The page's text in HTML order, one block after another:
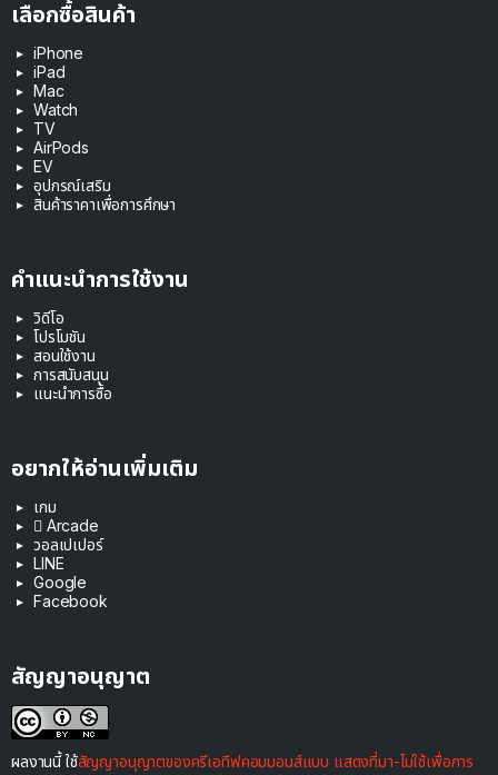
เลือกซื้อสินค้า
iPhone
iPad
Mac
Watch
TV
AirPods
EV
อุปกรณ์เสริม
สินค้าราคาเพื่อการศึกษา
คำแนะนำการใช้งาน
วิดีโอ
โปรโมชัน
สอนใช้งาน
การสนับสนุน
แนะนำการซื้อ
อยากให้อ่านเพิ่มเติม
เกม
 Arcade
วอลเปเปอร์
LINE
Google
Facebook
สัญญาอนุญาต
ผลงานนี้ ใช้สัญญาอนุญาตของครีเอทีฟคอมมอนส์แบบ แสดงที่มา-ไม่ใช้เพื่อการ